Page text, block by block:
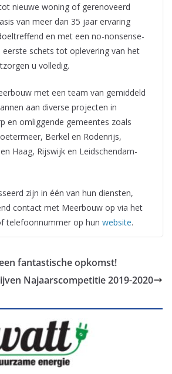
nieuwe woning of gerenoveerd
van meer dan 35 jaar ervaring
en met een no-nonsense-
eerste schets tot oplevering van het
u volledig.
met een team van gemiddeld
aan diverse projecten in
en omliggende gemeentes zoals
Berkel en Rodenrijs,
Haag, Rijswijk en Leidschendam-
zijn in één van hun diensten,
contact met Meerbouw op via het
telefoonnummer op hun website.
fantastische opkomst!
Najaarscompetitie 2019-2020